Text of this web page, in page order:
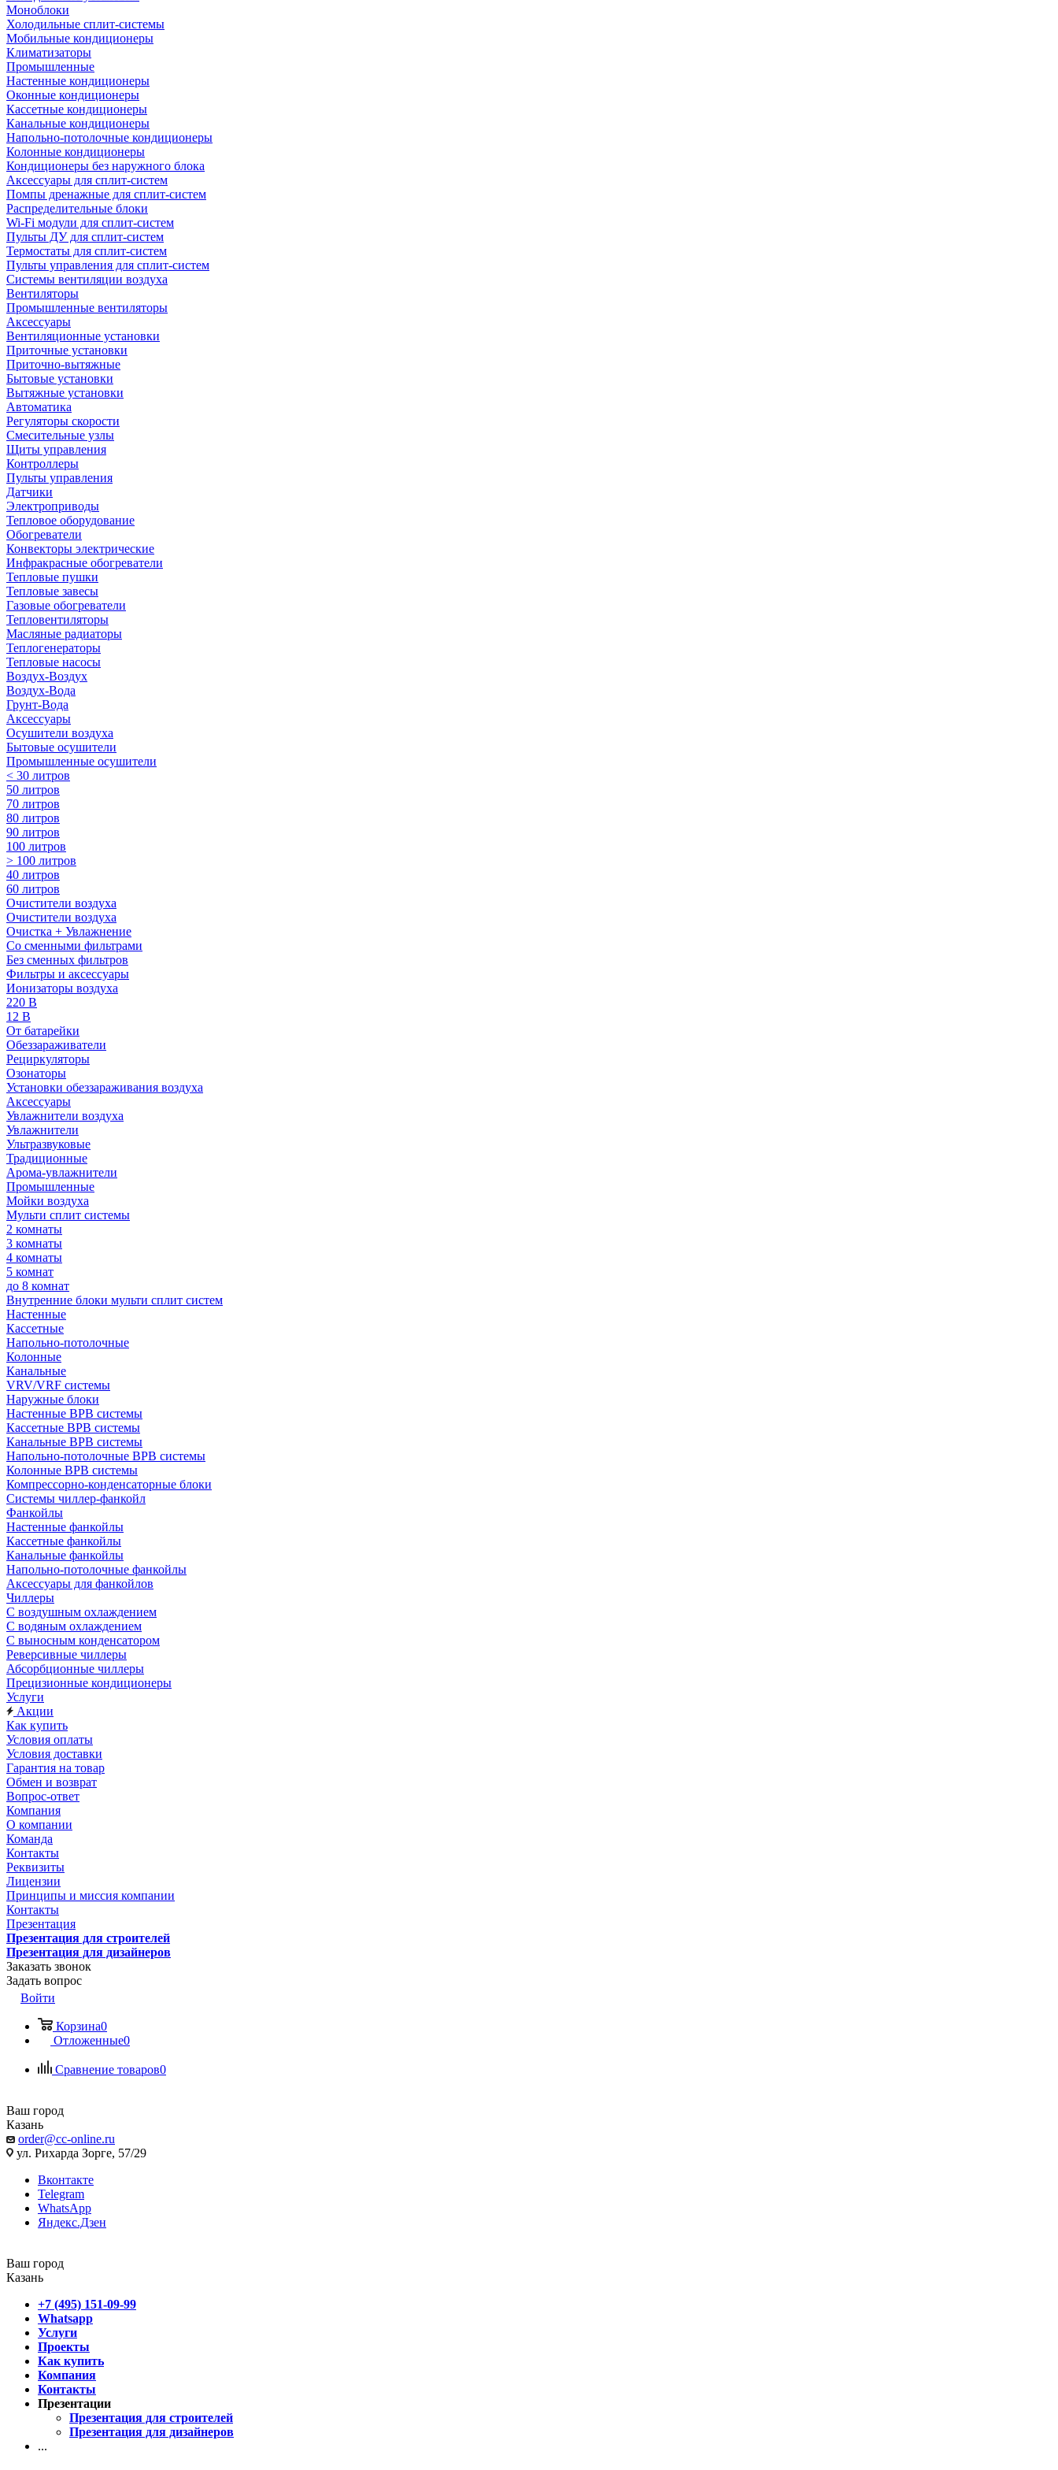
Моноблоки
Холодильные сплит-системы
Мобильные кондиционеры
Климатизаторы
Промышленные
Настенные кондиционеры
Оконные кондиционеры
Кассетные кондиционеры
Канальные кондиционеры
Напольно-потолочные кондиционеры
Колонные кондиционеры
Кондиционеры без наружного блока
Аксессуары для сплит-систем
Помпы дренажные для сплит-систем
Распределительные блоки
Wi-Fi модули для сплит-систем
Пульты ДУ для сплит-систем
Термостаты для сплит-систем
Пульты управления для сплит-систем
Системы вентиляции воздуха
Вентиляторы
Промышленные вентиляторы
Аксессуары
Вентиляционные установки
Приточные установки
Приточно-вытяжные
Бытовые установки
Вытяжные установки
Автоматика
Регуляторы скорости
Смесительные узлы
Щиты управления
Контроллеры
Пульты управления
Датчики
Электроприводы
Тепловое оборудование
Обогреватели
Конвекторы электрические
Инфракрасные обогреватели
Тепловые пушки
Тепловые завесы
Газовые обогреватели
Тепловентиляторы
Масляные радиаторы
Теплогенераторы
Тепловые насосы
Воздух-Воздух
Воздух-Вода
Грунт-Вода
Аксессуары
Осушители воздуха
Бытовые осушители
Промышленные осушители
< 30 литров
50 литров
70 литров
80 литров
90 литров
100 литров
> 100 литров
40 литров
60 литров
Очистители воздуха
Очистители воздуха
Очистка + Увлажнение
Cо сменными фильтрами
Без сменных фильтров
Фильтры и аксессуары
Ионизаторы воздуха
220 В
12 В
От батарейки
Обеззараживатели
Рециркуляторы
Озонаторы
Установки обеззараживания воздуха
Аксессуары
Увлажнители воздуха
Увлажнители
Ультразвуковые
Традиционные
Арома-увлажнители
Промышленные
Мойки воздуха
Мульти сплит системы
2 комнаты
3 комнаты
4 комнаты
5 комнат
до 8 комнат
Внутренние блоки мульти сплит систем
Настенные
Кассетные
Напольно-потолочные
Колонные
Канальные
VRV/VRF системы
Наружные блоки
Настенные ВРВ системы
Кассетные ВРВ системы
Канальные ВРВ системы
Напольно-потолочные ВРВ системы
Колонные ВРВ системы
Компрессорно-конденсаторные блоки
Системы чиллер-фанкойл
Фанкойлы
Настенные фанкойлы
Кассетные фанкойлы
Канальные фанкойлы
Напольно-потолочные фанкойлы
Аксессуары для фанкойлов
Чиллеры
С воздушным охлаждением
С водяным охлаждением
С выносным конденсатором
Реверсивные чиллеры
Абсорбционные чиллеры
Прецизионные кондиционеры
Услуги
Акции
Как купить
Условия оплаты
Условия доставки
Гарантия на товар
Обмен и возврат
Вопрос-ответ
Компания
О компании
Команда
Контакты
Реквизиты
Лицензии
Принципы и миссия компании
Контакты
Презентация
Презентация для строителей
Презентация для дизайнеров
Заказать звонок
Задать вопрос
Войти
Корзина0
Отложенные0
Сравнение товаров0
Ваш город
Казань
order@cc-online.ru
ул. Рихарда Зорге, 57/29
Вконтакте
Telegram
WhatsApp
Яндекс.Дзен
Ваш город
Казань
+7 (495) 151-09-99
Whatsapp
Услуги
Проекты
Как купить
Компания
Контакты
Презентации
Презентация для строителей
Презентация для дизайнеров
...